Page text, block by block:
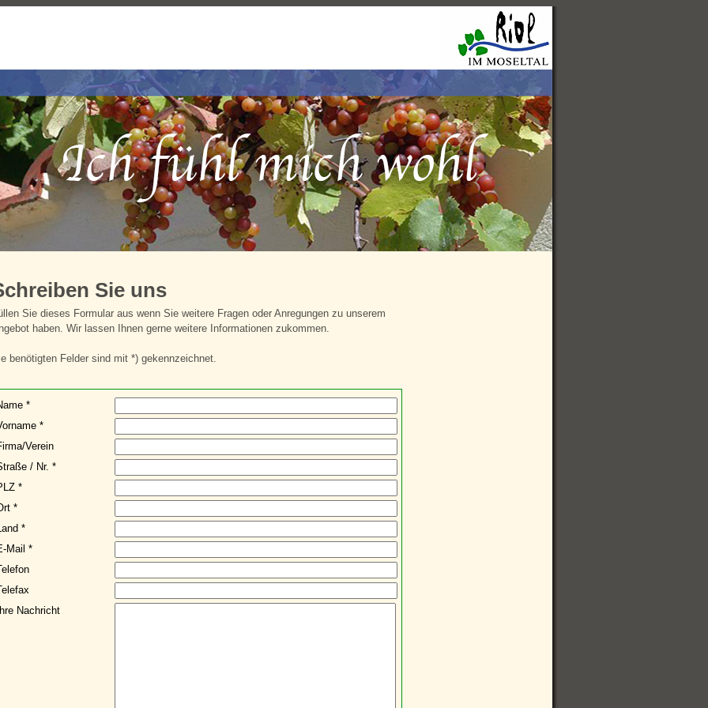
Sie uns
Sie dieses Formular aus wenn Sie weitere Fragen oder Anregungen zu unserem
haben. Wir lassen Ihnen gerne weitere Informationen zukommen.
benötigten Felder sind mit *) gekennzeichnet.
*
*
Verein
/ Nr. *
*
*
*
Mail *
Nachricht